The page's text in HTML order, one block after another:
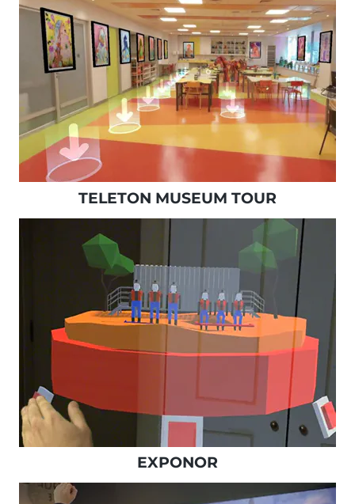
TELETON MUSEUM TOUR
EXPONOR